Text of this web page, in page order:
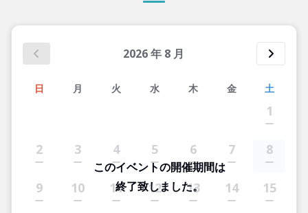
2026年 8 月
日 月 火 水 木 金 土
1
2 3 4 5 6 7 8
9 10 11 12 13 14 15
このイベントの開催期間は
終了致しました。